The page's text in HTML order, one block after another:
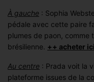
À gauche : Sophia
pédale avec cette paire
plumes de paon, comme
brésilienne. ++ acheter ici
Au centre : Prada voit la
plateforme issues de la